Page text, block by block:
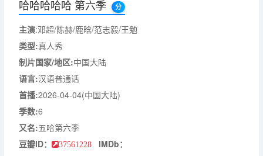
哈哈哈哈哈 第六季 分
主演:邓超/陈赫/鹿晗/范志毅/王勉
类型:真人秀
制片国家/地区:中国大陆
语言:汉语普通话
首播:2026-04-04(中国大陆)
季数:6
又名:五哈第六季
豆瓣ID：
37561228 IMDb：